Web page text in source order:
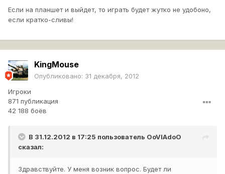
Если на планшет и выйдет, то играть будет жутко не удобоно,
если кратко-сливы!
KingMouse
Опубликовано: 31 декабря, 2012
Игроки
871 публикация
42 188 боёв
В 31.12.2012 в 17:25 пользователь OoVlAdoO
сказал:
Здравствуйте. У меня возник вопрос. Будет ли